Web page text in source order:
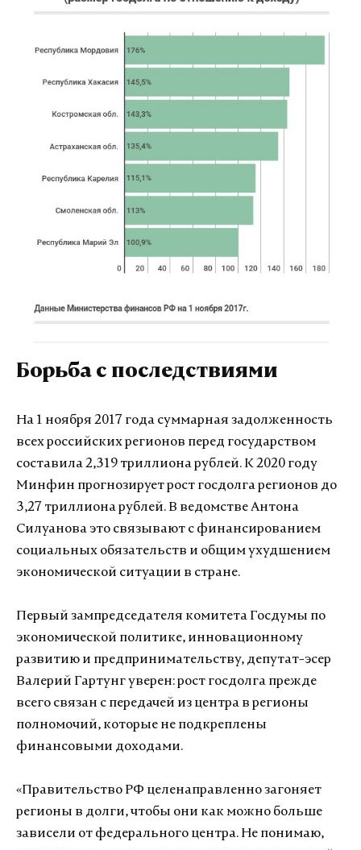
Борьба с последствиями
На 1 ноября 2017 года суммарная задолженность
всех российских регионов перед государством
составила 2,319 триллиона рублей. К 2020 году
Минфин прогнозирует рост госдолга регионов до
3,27 триллиона рублей. В ведомстве Антона
Силуанова это связывают с финансированием
социальных обязательств и общим ухудшением
экономической ситуации в стране.
Первый зампредседателя комитета Госдумы по
экономической политике, инновационному
развитию и предпринимательству, депутат-эсер
Валерий Гартунг уверен: рост госдолга прежде
всего связан с передачей из центра в регионы
полномочий, которые не подкреплены
финансовыми доходами.
«Правительство РФ целенаправленно загоняет
регионы в долги, чтобы они как можно больше
зависели от федерального центра. Не понимаю,